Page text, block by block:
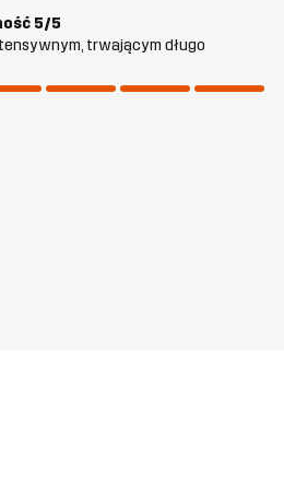
5/5
trwającym długo